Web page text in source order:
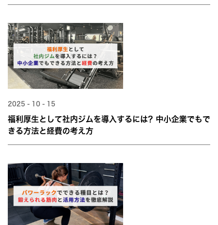
2025 - 10 - 15
福利厚生として社内ジムを導入するには？中小企業でもで
きる方法と経費の考え方